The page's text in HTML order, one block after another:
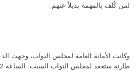
لمن كُلف بالمهمة بديلاً عنهم.
وكانت الأمانة العامة لمجلس النواب، وجهت
طارئة ستعقد لمجلس النواب السبت، الساعة 12 ظهراً.